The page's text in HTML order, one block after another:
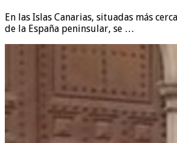
En las Islas Canarias, situadas más
de la España peninsular, se …